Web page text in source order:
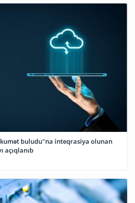
buludu"na inteqrasiya olunan
açıqlanıb